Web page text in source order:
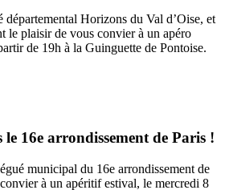
Horizons du Val d’Oise, et
le plaisir de vous convier à un apéro
de 19h à la Guinguette de Pontoise.
16e arrondissement de Paris !
municipal du 16e arrondissement de
à un apéritif estival, le mercredi 8